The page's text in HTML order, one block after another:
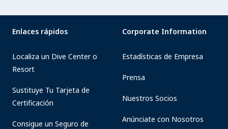
Enlaces rápidos
Localiza un Dive Center o
Resort
Sustituye Tu Tarjeta de
Certificación
Consigue un Seguro de
Corporate Information
Estadísticas de Empresa
Prensa
Nuestros Socios
Anúnciate con Nosotros